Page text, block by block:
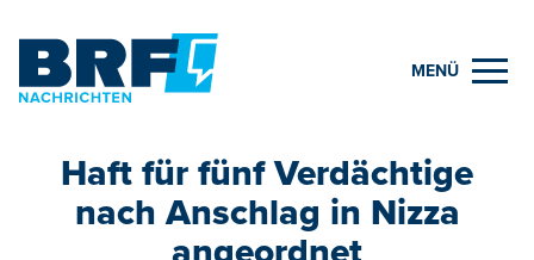
MENÜ
Haft für fünf Verdächtige
nach Anschlag in Nizza